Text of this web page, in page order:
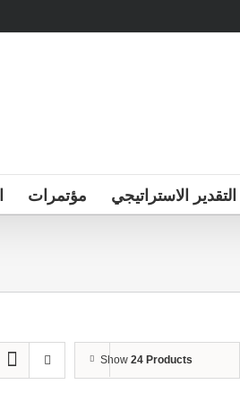
التقدير الاستراتيجي مؤتمرات
Show 24 Products